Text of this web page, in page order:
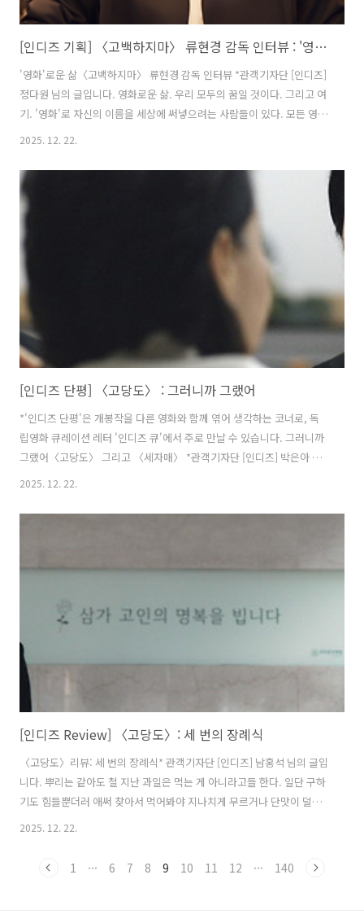
[인디즈 기획] 〈고백하지마〉 류현경 감독 인터뷰 : '영화'로운 삶
'영화'로운 삶〈고백하지마〉 류현경 감독 인터뷰 *관객기자단 [인디즈]
정다원 님의 글입니다. 영화로운 삶. 우리 모두의 꿈일 것이다. 그리고 여
기. '영화'로 자신의 이름을 세상에 써넣으려는 사람들이 있다. 모든 영화
들의 즉흥성이 빛나는 이 영화는 그저 그들의 현장에 프레임 하나를 덧씌
운 것이다. 그리고 이것은 영화가 되었다. 배우들의 삶이라는 이야기가
비로소 '영화'로워지는 순간이다. 삶이 영화가 되는 순간을 길어 올린 류
현경 감독을 만나 삶, 그리고 영화 〈고백하지마〉에 대해 이야기 나눴
다. 〈고백하지마〉 개봉 정말 축하드립니다! 발칙하고 유쾌한 ..
2025. 12. 22.
[인디즈 단평] 〈고당도〉 : 그러니까 그랬어
*'인디즈 단평'은 개봉작을 다른 영화와 함께 엮어 생각하는 코너로, 독
립영화 큐레이션 레터 '인디즈 큐'에서 주로 만날 수 있습니다. 그러니까
그랬어〈고당도〉 그리고 〈세자매〉 *관객기자단 [인디즈] 박은아 님
의 글입니다. 필요한 것이 많아질 때 슬퍼진다. 돈과 시간, 사랑과 사람.
해야 하는 책임을 짊어지게 되면, 들이마시는 숨 하나도 작게 마셔 삶의
존재를 원망하고, 외면해 온 애환을 밖으로 표출해 내는 폭발적인 순간을
2025. 12. 22.
[인디즈 Review] 〈고당도〉: 세 번의 장례식
〈고당도〉리뷰: 세 번의 장례식* 관객기자단 [인디즈] 남홍석 님의 글입
니다. 뿌리는 같아도 철 지난 과일은 먹는 게 아니라고들 한다. 일단 구하
기도 힘들뿐더러 애써 찾아서 먹어봐야 지나치게 무르거나 단맛이 덜하
2025. 12. 22.
1 ··· 6 7 8 9 10 11 12 ··· 140